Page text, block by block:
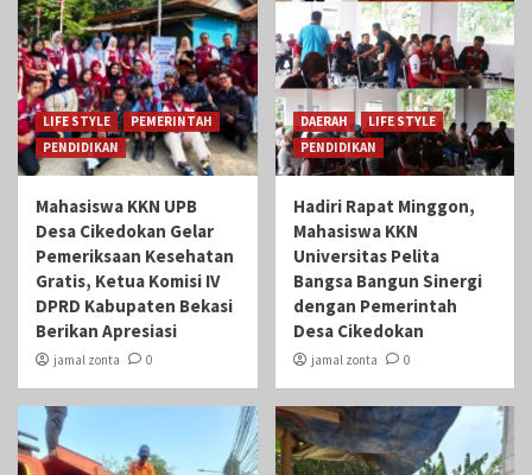
LIFE STYLE
PEMERINTAH
PENDIDIKAN
Mahasiswa KKN UPB
Desa Cikedokan Gelar
Pemeriksaan Kesehatan
Gratis, Ketua Komisi IV
DPRD Kabupaten Bekasi
Berikan Apresiasi
jamal zonta 0
DAERAH
LIFE STYLE
PENDIDIKAN
Hadiri Rapat Minggon,
Mahasiswa KKN
Universitas Pelita
Bangsa Bangun Sinergi
dengan Pemerintah
Desa Cikedokan
jamal zonta 0